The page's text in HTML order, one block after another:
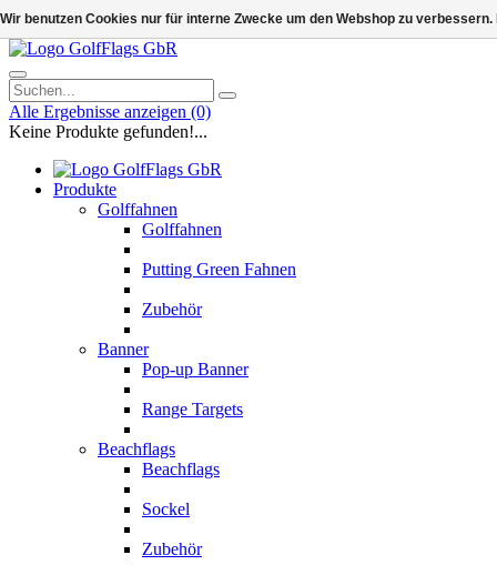
Alle Ergebnisse anzeigen (0)
Keine Produkte gefunden!...
Produkte
Golffahnen
Golffahnen
Putting Green Fahnen
Zubehör
Banner
Pop-up Banner
Range Targets
Beachflags
Beachflags
Sockel
Zubehör
Wir benutzen Cookies nur für interne Zwecke um den Webshop zu